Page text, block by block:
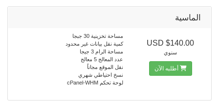
الماسية
مساحة تخزينية 30 جبجا
كمية نقل بيانات غير محدود
مساحة الرام 3 جيجا
عدد المعالج 5 معالج
نقل الموقع مجاناً
نسخ احتياطي شهري
لوحة تحكم cPanel-WHM
$140.00 USD
سنوي
أطلبه الآن